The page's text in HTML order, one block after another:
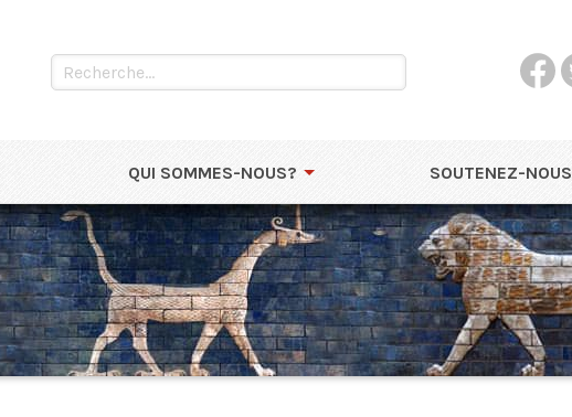
QUI SOMMES-NOUS? SOUTENEZ-NOUS